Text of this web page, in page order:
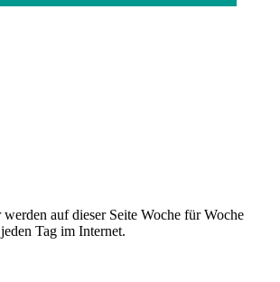
auf dieser Seite Woche für Woche
Tag im Internet.